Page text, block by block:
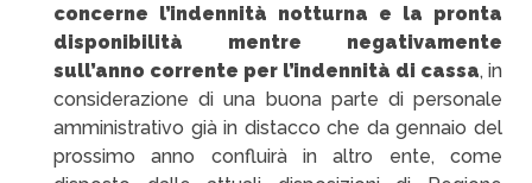
concerne l’indennità notturna e la pronta
disponibilità mentre negativamente
sull’anno corrente per l’indennità di cassa, in
considerazione di una buona parte di personale
amministrativo già in distacco che da gennaio del
prossimo anno confluirà in altro ente, come